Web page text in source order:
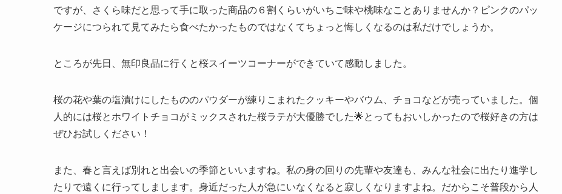
ですが、さくら味だと思って手に取った商品の６割くらいがいちご味や桃味なことありませんか？ピンクのパッ
ケージにつられて見てみたら食べたかったものではなくてちょっと悔しくなるのは私だけでしょうか。
ところが先日、無印良品に行くと桜スイーツコーナーができていて感動しました。
桜の花や葉の塩漬けにしたもののパウダーが練りこまれたクッキーやバウム、チョコなどが売っていました。個
人的には桜とホワイトチョコがミックスされた桜ラテが大優勝でした🌟とってもおいしかったので桜好きの方は
ぜひお試しください！
また、春と言えば別れと出会いの季節といいますね。私の身の回りの先輩や友達も、みんな社会に出たり進学し
たりで遠くに行ってしまします。身近だった人が急にいなくなると寂しくなりますよね。だからこそ普段から人